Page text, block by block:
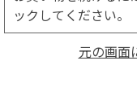
ックしてください。
元の画面